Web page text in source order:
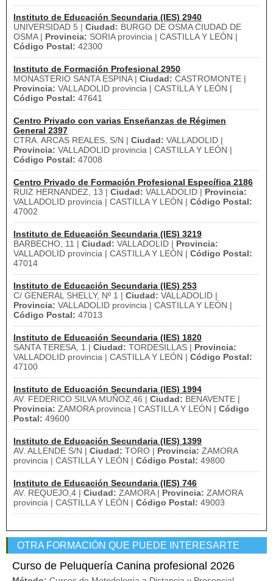
Instituto de Educación Secundaria (IES) 2940
UNIVERSIDAD 5 | Ciudad: BURGO DE OSMA CIUDAD DE
OSMA | Provincia: SORIA provincia | CASTILLA Y LEÓN |
Código Postal: 42300
Instituto de Formación Profesional 2950
MONASTERIO SANTA ESPINA | Ciudad: CASTROMONTE |
Provincia: VALLADOLID provincia | CASTILLA Y LEÓN |
Código Postal: 47641
Centro Privado con varias Enseñanzas de Régimen
General 2397
CTRA. ARCAS REALES, S/N | Ciudad: VALLADOLID |
Provincia: VALLADOLID provincia | CASTILLA Y LEÓN |
Código Postal: 47008
Centro Privado de Formación Profesional Específica 2186
RUIZ HERNANDEZ, 13 | Ciudad: VALLADOLID | Provincia:
VALLADOLID provincia | CASTILLA Y LEÓN | Código Postal:
47002
Instituto de Educación Secundaria (IES) 3219
BARBECHO, 11 | Ciudad: VALLADOLID | Provincia:
VALLADOLID provincia | CASTILLA Y LEÓN | Código Postal:
47014
Instituto de Educación Secundaria (IES) 253
C/ GENERAL SHELLY, Nº 1 | Ciudad: VALLADOLID |
Provincia: VALLADOLID provincia | CASTILLA Y LEÓN |
Código Postal: 47013
Instituto de Educación Secundaria (IES) 1820
SANTA TERESA, 1 | Ciudad: TORDESILLAS | Provincia:
VALLADOLID provincia | CASTILLA Y LEÓN | Código Postal:
47100
Instituto de Educación Secundaria (IES) 1994
AV. FEDERICO SILVA MUÑOZ,46 | Ciudad: BENAVENTE |
Provincia: ZAMORA provincia | CASTILLA Y LEÓN | Código
Postal: 49600
Instituto de Educación Secundaria (IES) 1399
AV. ALLENDE S/N | Ciudad: TORO | Provincia: ZAMORA
provincia | CASTILLA Y LEÓN | Código Postal: 49800
Instituto de Educación Secundaria (IES) 746
AV. REQUEJO,4 | Ciudad: ZAMORA | Provincia: ZAMORA
provincia | CASTILLA Y LEÓN | Código Postal: 49003
OTRA FORMACIÓN QUE PUEDE INTERESARTE
Curso de Peluquería Canina profesional 2026